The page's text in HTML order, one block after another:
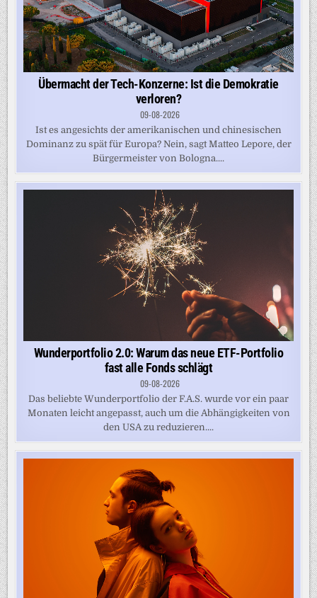
Übermacht der Tech-Konzerne: Ist die Demokratie
verloren?
09-08-2026
Ist es angesichts der amerikanischen und chinesischen
Dominanz zu spät für Europa? Nein, sagt Matteo Lepore, der
Bürgermeister von Bologna....
Wunderportfolio 2.0: Warum das neue ETF-Portfolio
fast alle Fonds schlägt
09-08-2026
Das beliebte Wunderportfolio der F.A.S. wurde vor ein paar
Monaten leicht angepasst, auch um die Abhängigkeiten von
den USA zu reduzieren....